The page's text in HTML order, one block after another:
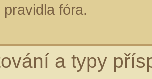
pravidla fóra.
a typy